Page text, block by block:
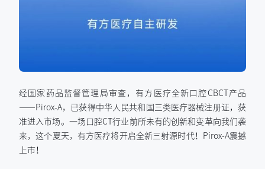
经国家药品监督管理局审查，有方医疗全新口腔CBCT产品
——Pirox-A，已获得中华人民共和国三类医疗器械注册证，获
准进入市场。一场口腔CT行业前所未有的创新和变革向我们袭
来，这个夏天，有方医疗将开启全新三射源时代！Pirox-A震撼
上市！